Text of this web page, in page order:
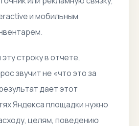
и мобильным
строку в отчете,
звучит не «что это за
дает этот
Яндекса площадки нужно
целям, поведению